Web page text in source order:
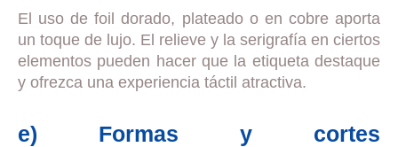
El uso de foil dorado, plateado o en cobre aporta
un toque de lujo. El relieve y la serigrafía en ciertos
elementos pueden hacer que la etiqueta destaque
y ofrezca una experiencia táctil atractiva.
e) Formas y cortes